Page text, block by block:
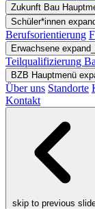
Zukunft Bau
Schüler*innen
Berufsorientierung
Erwachsene
Teilqualifizierung
BZB Hauptmenü
Über uns Standorte
Kontakt
skip to previous